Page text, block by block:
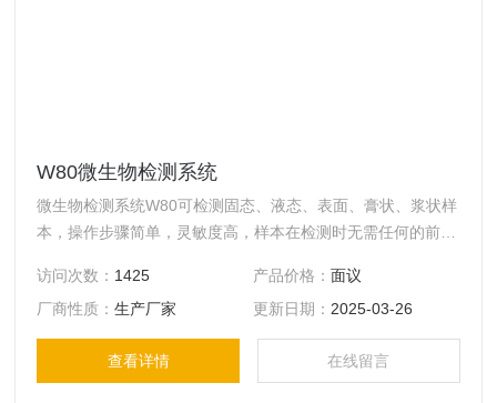
W80微生物检测系统
微生物检测系统W80可检测固态、液态、表面、膏状、浆状样
本，操作步骤简单，灵敏度高，样本在检测时无需任何的前处
访问次数： 1425 产品价格： 面议
厂商性质：生产厂家 更新日期： 2025-03-26
查看详情 在线留言